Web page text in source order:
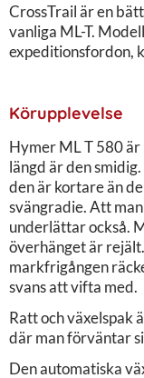
CrossTrail är en
vanliga ML-T.
expeditionsfordon,
Körupplevelse
Hymer ML T 580
längd är den
den är kortare än
svängradie. Att
underlättar också.
överhänget är
markfrigången
svans att vifta med.
Ratt och växelspak
där man förväntar
Den automatiska